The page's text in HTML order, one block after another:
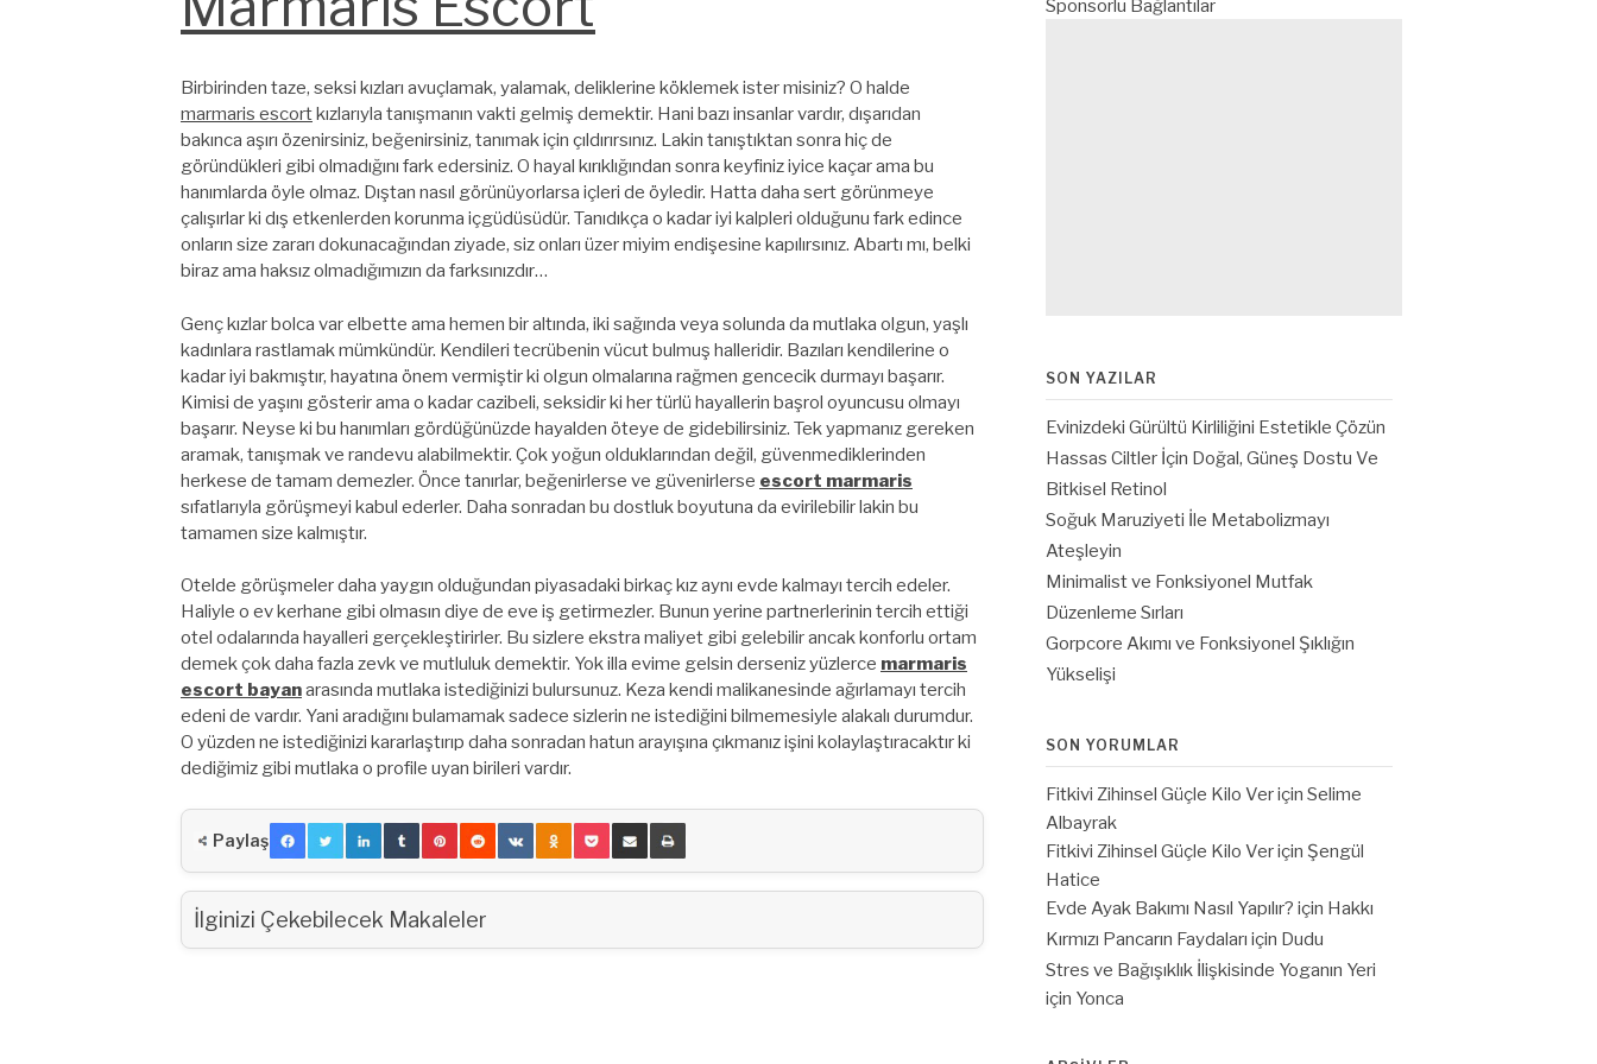
Birbirinden taze, seksi kızları avuçlamak, yalamak, deliklerine köklemek ister misiniz? O halde
marmaris escort kızlarıyla tanışmanın vakti gelmiş demektir. Hani bazı insanlar vardır, dışarıdan
bakınca aşırı özenirsiniz, beğenirsiniz, tanımak için çıldırırsınız. Lakin tanıştıktan sonra hiç de
göründükleri gibi olmadığını fark edersiniz. O hayal kırıklığından sonra keyfiniz iyice kaçar ama bu
hanımlarda öyle olmaz. Dıştan nasıl görünüyorlarsa içleri de öyledir. Hatta daha sert görünmeye
çalışırlar ki dış etkenlerden korunma içgüdüsüdür. Tanıdıkça o kadar iyi kalpleri olduğunu fark edince
onların size zararı dokunacağından ziyade, siz onları üzer miyim endişesine kapılırsınız. Abartı mı, belki
biraz ama haksız olmadığımızın da farksınızdır…
Genç kızlar bolca var elbette ama hemen bir altında, iki sağında veya solunda da mutlaka olgun, yaşlı
kadınlara rastlamak mümkündür. Kendileri tecrübenin vücut bulmuş halleridir. Bazıları kendilerine o
kadar iyi bakmıştır, hayatına önem vermiştir ki olgun olmalarına rağmen gencecik durmayı başarır.
Kimisi de yaşını gösterir ama o kadar cazibeli, seksidir ki her türlü hayallerin başrol oyuncusu olmayı
başarır. Neyse ki bu hanımları gördüğünüzde hayalden öteye de gidebilirsiniz. Tek yapmanız gereken
aramak, tanışmak ve randevu alabilmektir. Çok yoğun olduklarından değil, güvenmediklerinden
herkese de tamam demezler. Önce tanırlar, beğenirlerse ve güvenirlerse escort marmaris
sıfatlarıyla görüşmeyi kabul ederler. Daha sonradan bu dostluk boyutuna da evirilebilir lakin bu
tamamen size kalmıştır.
Otelde görüşmeler daha yaygın olduğundan piyasadaki birkaç kız aynı evde kalmayı tercih edeler.
Haliyle o ev kerhane gibi olmasın diye de eve iş getirmezler. Bunun yerine partnerlerinin tercih ettiği
otel odalarında hayalleri gerçekleştirirler. Bu sizlere ekstra maliyet gibi gelebilir ancak konforlu ortam
demek çok daha fazla zevk ve mutluluk demektir. Yok illa evime gelsin derseniz yüzlerce marmaris
escort bayanarasında mutlaka istediğinizi bulursunuz. Keza kendi malikanesinde ağırlamayı tercih
edeni de vardır. Yani aradığını bulamamak sadece sizlerin ne istediğini bilmemesiyle alakalı durumdur.
O yüzden ne istediğinizi kararlaştırıp daha sonradan hatun arayışına çıkmanız işini kolaylaştıracaktır ki
dediğimiz gibi mutlaka o profile uyan birileri vardır.
Paylaş
İlginizi Çekebilecek Makaleler
Sponsorlu Bağlantılar
SON YAZILAR
Evinizdeki Gürültü Kirliliğini Estetikle Çözün
Hassas Ciltler İçin Doğal, Güneş Dostu Ve
Bitkisel Retinol
Soğuk Maruziyeti İle Metabolizmayı
Ateşleyin
Minimalist ve Fonksiyonel Mutfak
Düzenleme Sırları
Gorpcore Akımı ve Fonksiyonel Şıklığın
Yükselişi
SON YORUMLAR
Fitkivi Zihinsel Güçle Kilo Veriçin Selime
Albayrak
Fitkivi Zihinsel Güçle Kilo Veriçin Şengül
Hatice
Evde Ayak Bakımı Nasıl Yapılır? için Hakkı
Kırmızı Pancarın Faydaları için Dudu
Stres ve Bağışıklık İlişkisinde Yoganın Yeri
için Yonca